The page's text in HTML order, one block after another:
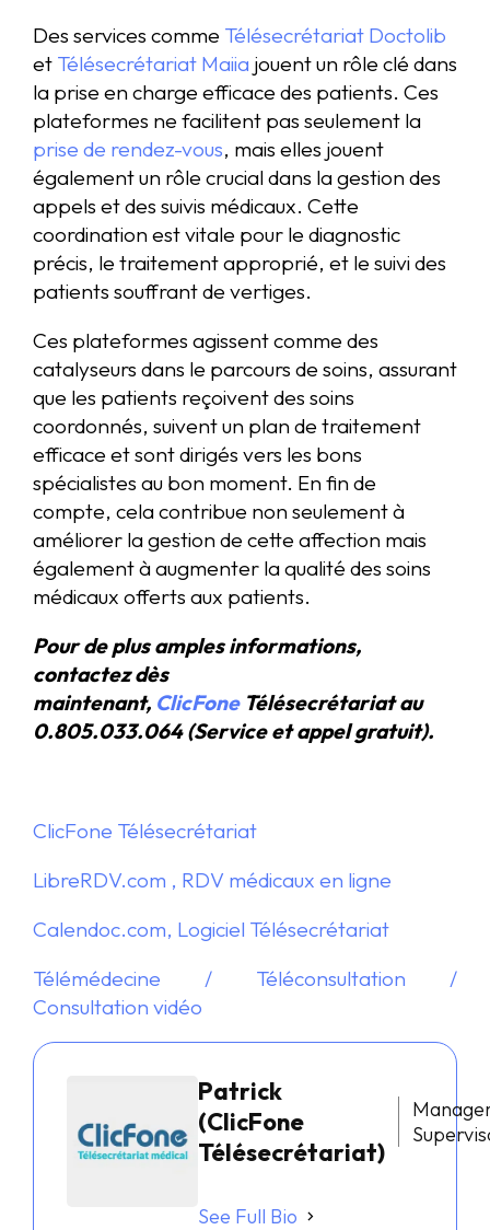
Des services comme Télésecrétariat Doctolib
et Télésecrétariat Maiia jouent un rôle clé dans
la prise en charge efficace des patients. Ces
plateformes ne facilitent pas seulement la
prise de rendez-vous, mais elles jouent
également un rôle crucial dans la gestion des
appels et des suivis médicaux. Cette
coordination est vitale pour le diagnostic
précis, le traitement approprié, et le suivi des
patients souffrant de vertiges.
Ces plateformes agissent comme des
catalyseurs dans le parcours de soins, assurant
que les patients reçoivent des soins
coordonnés, suivent un plan de traitement
efficace et sont dirigés vers les bons
spécialistes au bon moment. En fin de
compte, cela contribue non seulement à
améliorer la gestion de cette affection mais
également à augmenter la qualité des soins
médicaux offerts aux patients.
Pour de plus amples informations,
contactez dès
maintenant, ClicFoneTélésecrétariat au
0.805.033.064 (Service et appel gratuit).
ClicFone Télésecrétariat
LibreRDV.com , RDV médicaux en ligne
Calendoc.com, Logiciel Télésecrétariat
Télémédecine / Téléconsultation /
Consultation vidéo
Patrick
(ClicFone
Télésecrétariat)
See Full Bio